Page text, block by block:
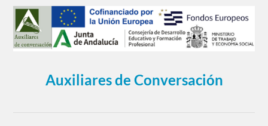
Auxiliares de Conversación